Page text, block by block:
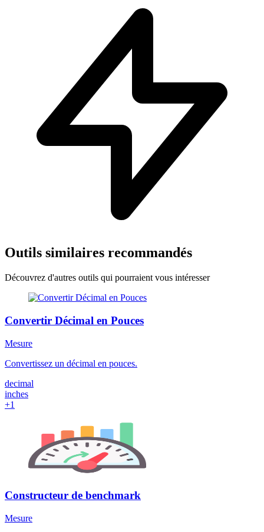
Outils similaires recommandés
Découvrez d'autres outils qui pourraient vous intéresser
Convertir Décimal en Pouces
Mesure
Convertissez un décimal en pouces.
decimal
inches
+1
Constructeur de benchmark
Mesure